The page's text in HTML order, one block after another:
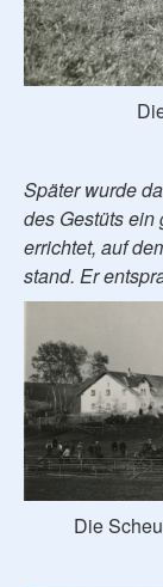
Später wurde
des Gestüts ein
errichtet, auf
stand. Er
Die